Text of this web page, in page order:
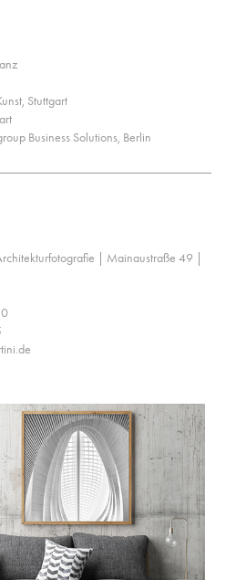
Stuttgart
Business Solutions, Berlin
| Mainaustraße 49 |